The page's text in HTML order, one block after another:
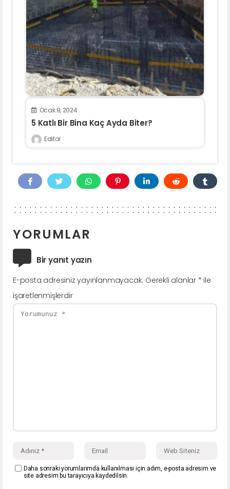
Ocak 9, 2024
5 Katlı Bir Bina Kaç Ayda Biter?
Editor
YORUMLAR
Bir yanıt yazın
E-posta adresiniz yayınlanmayacak. Gerekli alanlar * ile
işaretlenmişlerdir
Daha sonraki yorumlarımda kullanılması için adım, e-posta adresim ve
site adresim bu tarayıcıya kaydedilsin.